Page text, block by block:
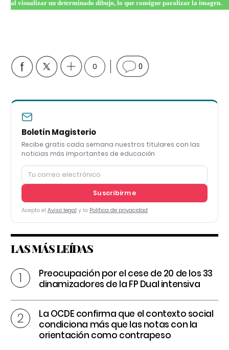
al visualizar un determinado dibujo, lo que consigue paralizar la imagen.
0 0
Boletín Magisterio
Recibe gratis cada semana nuestros titulares con las
noticias más importantes de educación
Suscribirme
Acepto el Aviso legal y la Política de privacidad
LAS MÁS LEÍDAS
Preocupación por el cese de 20 de los 33
dinamizadores de la FP Dual intensiva
La OCDE confirma que el contexto social
condiciona más que las notas con la
orientación como contrapeso